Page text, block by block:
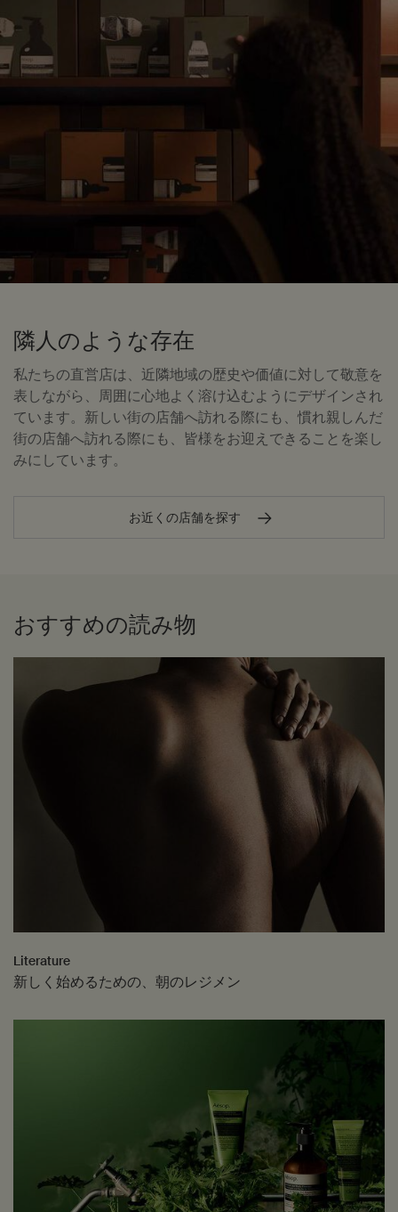
隣人のような存在
私たちの直営店は、近隣地域の歴史や価値に対して敬意を
表しながら、周囲に心地よく溶け込むようにデザインされ
ています。新しい街の店舗へ訪れる際にも、慣れ親しんだ
街の店舗へ訪れる際にも、皆様をお迎えできることを楽し
みにしています。
お近くの店舗を探す
おすすめの読み物
Literature
新しく始めるための、朝のレジメン